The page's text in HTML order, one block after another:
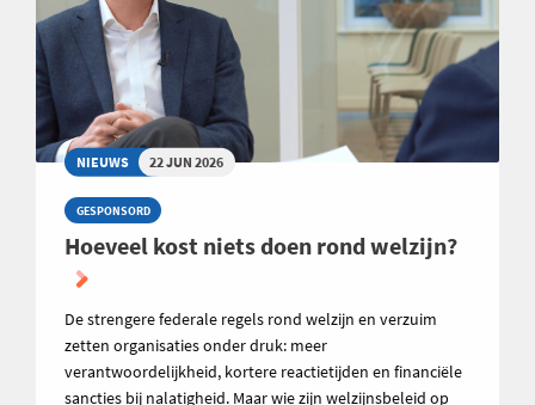
NIEUWS 22 JUN 2026
GESPONSORD
Hoeveel kost niets doen rond welzijn?
De strengere federale regels rond welzijn en verzuim
zetten organisaties onder druk: meer
verantwoordelijkheid, kortere reactietijden en financiële
sancties bij nalatigheid. Maar wie zijn welzijnsbeleid op